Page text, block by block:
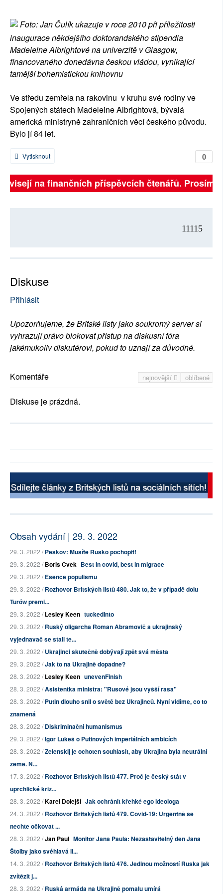
RUBRIKY
PLNÁ VERZE STRÁNEK
Foto: Jan Čulík ukazuje v roce 2010 při příležitosti
inaugurace někdejšího doktorandského stipendia
Madeleine Albrightové na univerzitě v Glasgow,
financovaného donedávna českou vládou, vynikající
tamější bohemistickou knihovnu
Ve středu zemřela na rakovinu v kruhu své rodiny ve
Spojených státech Madeleine Albrightová, bývalá
americká ministryně zahraničních věcí českého původu.
Bylo jí 84 let.
0
Vytisknout
na finančních příspěvcích čtenářů. Prosíme,
11115
Diskuse
Přihlásit
Upozorňujeme, že Britské listy jako soukromý server si
vyhrazují právo blokovat přístup na diskusní fóra
jakémukoliv diskutérovi, pokud to uznají za důvodné.
nejnovější oblíbené
Komentáře
Diskuse je prázdná.
Obsah vydání | 29. 3. 2022
29. 3. 2022 /Peskov: Musíte Rusko pochopit!
29. 3. 2022 /Boris Cvek Best in covid, best in migrace
29. 3. 2022 /Esence populismu
29. 3. 2022 /Rozhovor Britských listů 480. Jak to, že v případě dolu
Turów premi...
29. 3. 2022 /Lesley Keen tuckedInto
29. 3. 2022 /Ruský oligarcha Roman Abramovič a ukrajinský
vyjednavač se stali te...
29. 3. 2022 /Ukrajinci skutečně dobývají zpět svá města
29. 3. 2022 /Jak to na Ukrajině dopadne?
28. 3. 2022 /Lesley Keen unevenFinish
28. 3. 2022 /Asistentka ministra: "Rusové jsou vyšší rasa"
28. 3. 2022 /Putin dlouho snil o světě bez Ukrajinců. Nyní vidíme, co to
znamená
28. 3. 2022 /Diskriminační humanismus
29. 3. 2022 /Igor Lukeš o Putinových imperiálních ambicích
28. 3. 2022 /Zelenskij je ochoten souhlasit, aby Ukrajina byla neutrální
země. N...
17. 3. 2022 /Rozhovor Britských listů 477. Proč je český stát v
uprchlické kriz...
28. 3. 2022 /Karel Dolejší Jak ochránit křehké ego ideologa
24. 3. 2022 /Rozhovor Britských listů 479. Covid-19: Urgentně se
nechte očkovat ...
28. 3. 2022 /Jan Paul Monitor Jana Paula: Nezastavitelný den Jana
Štolby jako svéhlavá li...
14. 3. 2022 /Rozhovor Britských listů 476. Jedinou možností Ruska jak
zvítězit j...
28. 3. 2022 /Ruská armáda na Ukrajině pomalu umírá